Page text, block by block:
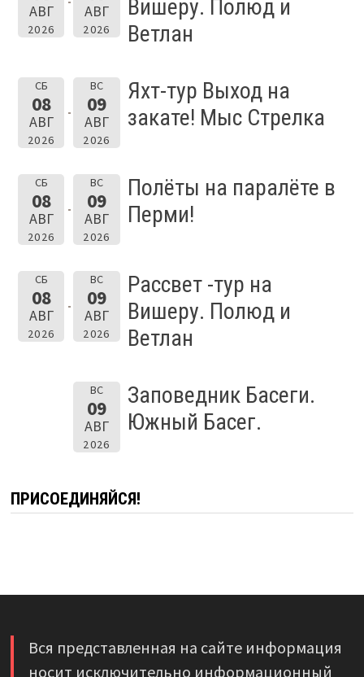
АВГ
2026
АВГ
2026
Вишеру. Полюд и
Ветлан
СБ
08
АВГ
2026
ВС
09
АВГ
2026
Яхт-тур Выход на
закате! Мыс Стрелка
СБ
08
АВГ
2026
ВС
09
АВГ
2026
Полёты на паралёте в
Перми!
СБ
08
АВГ
2026
ВС
09
АВГ
2026
Рассвет -тур на
Вишеру. Полюд и
Ветлан
ВС
09
АВГ
2026
Заповедник Басеги.
Южный Басег.
ПРИСОЕДИНЯЙСЯ!
Вся представленная на сайте информация
носит исключительно информационный